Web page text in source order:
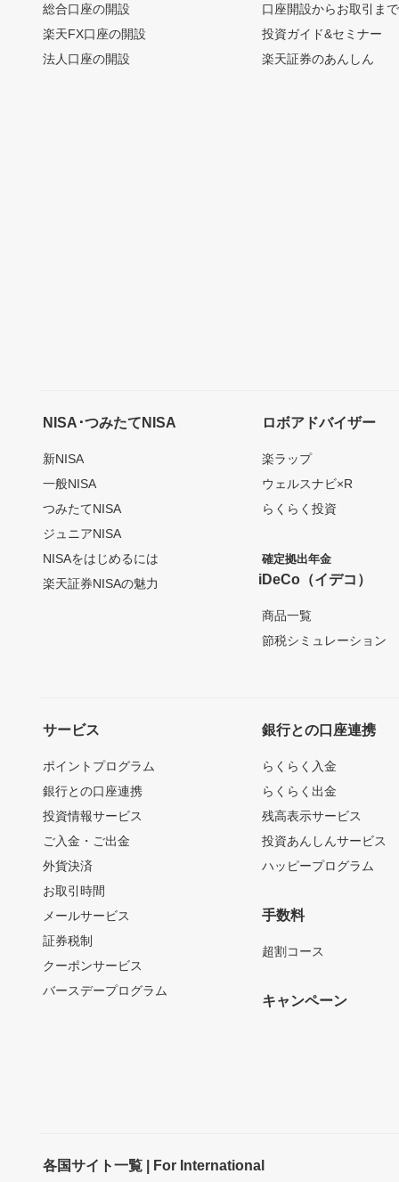
総合口座の開設
楽天FX口座の開設
法人口座の開設
口座開設からお取引ま
投資ガイド&セミナー
楽天証券のあんしん
NISA･つみたてNISA
新NISA
一般NISA
つみたてNISA
ジュニアNISA
NISAをはじめるには
楽天証券NISAの魅力
ロボアドバイザー
楽ラップ
ウェルスナビ×R
らくらく投資
確定拠出年金
iDeCo（イデコ）
商品一覧
節税シミュレーション
サービス
ポイントプログラム
銀行との口座連携
投資情報サービス
ご入金・ご出金
外貨決済
お取引時間
メールサービス
証券税制
クーポンサービス
バースデープログラム
銀行との口座連携
らくらく入金
らくらく出金
残高表示サービス
投資あんしんサービス
ハッピープログラム
手数料
超割コース
キャンペーン
各国サイト一覧 | For International